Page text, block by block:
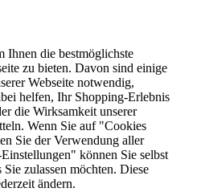
Ihnen die bestmöglichste
zu bieten. Davon sind einige
Webseite notwendig,
helfen, Ihr Shopping-Erlebnis
die Wirksamkeit unserer
Wenn Sie auf "Cookies
Sie der Verwendung aller
können Sie selbst
zulassen möchten. Diese
ändern.